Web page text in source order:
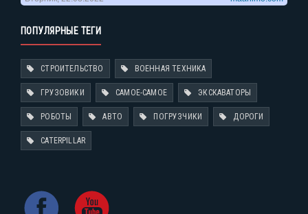
ПОПУЛЯРНЫЕ ТЕГИ
СТРОИТЕЛЬСТВО ВОЕННАЯ ТЕХНИКА
ГРУЗОВИКИ САМОЕ-САМОЕ ЭКСКАВАТОРЫ
РОБОТЫ АВТО ПОГРУЗЧИКИ ДОРОГИ
CATERPILLAR